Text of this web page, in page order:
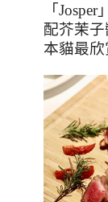
「Josper
配芥茉
本貓最欣